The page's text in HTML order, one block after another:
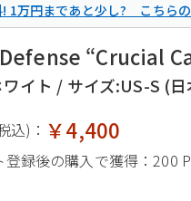
! 1万円まであと少し? こちら
“Crucial
イト / サイズ:US-S (日
込)： ￥4,400
登録後の購入で獲得：200